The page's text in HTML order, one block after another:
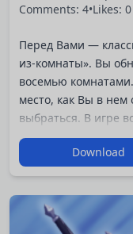
Comments: 4•Likes: 0
Перед Вами —
из-комнаты». Вы
восемью
место, как Вы в нем
выбраться. В игре
Игра была создана
досадной ошибки
почти три года я
В игре
мой взгляд,
Download